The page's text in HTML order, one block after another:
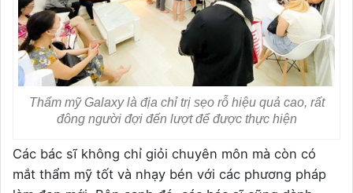
Thẩm mỹGalaxylà địa chỉ trị sẹo rỗ hiệu quả cao, rất
đông người đợi đến lượt để được thực hiện
Các bác sĩ không chỉ giỏi chuyên môn mà còn có
mắt thẩm mỹ tốt và nhạy bén với các phương pháp